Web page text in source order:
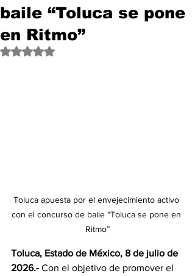
baile “Toluca se pone
en Ritmo”
Obtuvo NaN de 5 estrellas.
Toluca apuesta por el envejecimiento activo
con el concurso de baile “Toluca se pone en
Ritmo”
Toluca, Estado de México, 8 de julio de
2026.- Con el objetivo de promover el